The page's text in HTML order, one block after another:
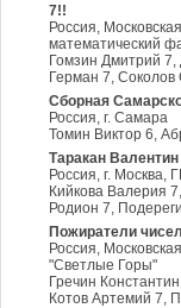
7!!
Россия,
математический
Гомзин Дмитрий 7,
Герман 7, Соколов
Сборная
Россия, г. Самара
Томин Виктор 6,
Таракан Валентин
Россия, г.
Кийкова Валерия
Родион 7,
Пожиратели чисел
Россия,
"Светлые Горы"
Гречин
Котов Артемий 7,